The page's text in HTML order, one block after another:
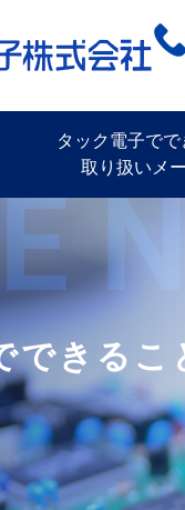
タック電子で
取り扱いメ
できるこ